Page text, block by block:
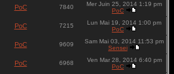
PoC 7840
Mer Juin 25, 2014 1:19 pm
PoC
PoC 7215
Lun Mai 19, 2014 1:00 pm
PoC
PoC 9609
Sam Mai 03, 2014 11:53 pm
Sensei
PoC 6968
Ven Mar 28, 2014 6:40 pm
PoC